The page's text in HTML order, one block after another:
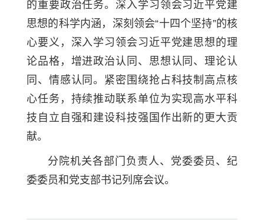
的重要政治任务。深入学习领会习近平党建
思想的科学内涵，深刻领会“十四个坚持”的核
心要义，深入学习领会习近平党建思想的理
论品格，增进政治认同、思想认同、理论认
同、情感认同。紧密围绕抢占科技制高点核
心任务，持续推动联系单位为实现高水平科
技自立自强和建设科技强国作出新的更大贡
献。
分院机关各部门负责人、党委委员、纪
委委员和党支部书记列席会议。